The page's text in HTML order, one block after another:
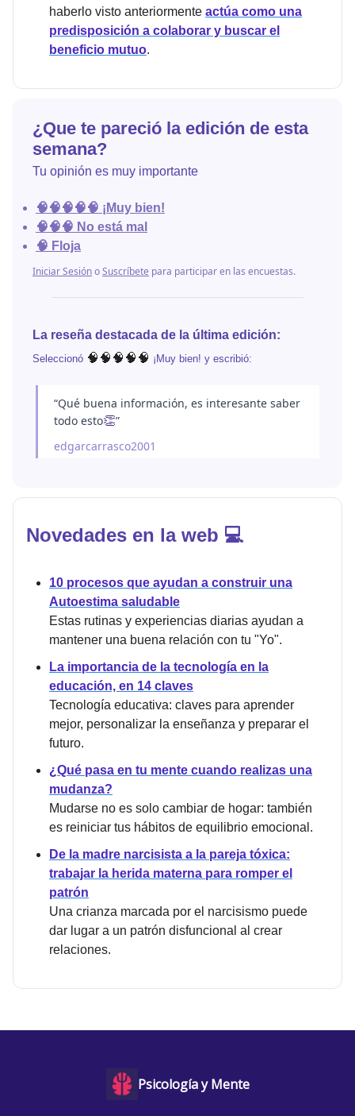
haberlo visto anteriormente actúa como una
predisposición a colaborar y buscar el
beneficio mutuo.
¿Que te pareció la edición de esta
semana?
Tu opinión es muy importante
🧠🧠🧠🧠🧠 ¡Muy bien!
🧠🧠🧠 No está mal
🧠 Floja
Iniciar SesiónoSuscríbete para participar en las encuestas.
La reseña destacada de la última edición:
Seleccionó 🧠🧠🧠🧠🧠 ¡Muy bien! y escribió:
“Qué buena información, es interesante saber
todo esto👏”
edgarcarrasco2001
Novedades en la web 💻
10 procesos que ayudan a construir una
Autoestima saludable
Estas rutinas y experiencias diarias ayudan a
mantener una buena relación con tu "Yo".
La importancia de la tecnología en la
educación, en 14 claves
Tecnología educativa: claves para aprender
mejor, personalizar la enseñanza y preparar el
futuro.
¿Qué pasa en tu mente cuando realizas una
mudanza?
Mudarse no es solo cambiar de hogar: también
es reiniciar tus hábitos de equilibrio emocional.
De la madre narcisista a la pareja tóxica:
trabajar la herida materna para romper el
patrón
Una crianza marcada por el narcisismo puede
dar lugar a un patrón disfuncional al crear
relaciones.
Psicología y Mente